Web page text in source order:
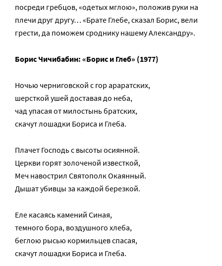
посреди гребцов, «одетых мглою», положив руки на
плечи друг другу… «Брате Глебе, сказал Борис, вели
грести, да поможем сроднику нашему Александру».
Борис Чичибабин: «Борис и Глеб» (1977)
Ночью черниговской с гор араратских,
шерсткой ушей доставая до неба,
чад упасая от милостынь братских,
скачут лошадки Бориса и Глеба.
Плачет Господь с высоты осиянной.
Церкви горят золоченой известкой,
Меч навострил Святополк Окаянный.
Дышат убивцы за каждой березкой.
Еле касаясь камений Синая,
темного бора, воздушного хлеба,
беглою рысью кормильцев спасая,
скачут лошадки Бориса и Глеба.